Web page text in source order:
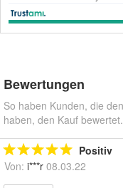
Bewertungen
So haben Kunden, die
haben, den Kauf bewertet.
Positiv
Von: i***r 08.03.22